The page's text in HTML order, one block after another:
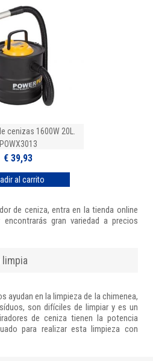
cenizas 1600W 20L.
POWX3013
€ 39,93
de ceniza, entra en la tienda online
gran variedad a precios
ayudan en la limpieza de la chimenea,
son difíciles de limpiar y es un
de ceniza tienen la potencia
para realizar esta limpieza con